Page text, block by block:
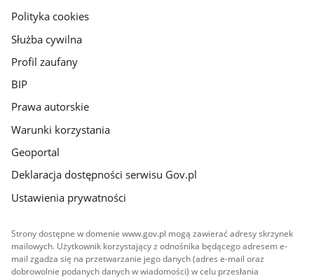
gov.pl
Polityka cookies
Służba cywilna
Profil zaufany
BIP
Prawa autorskie
Warunki korzystania
Geoportal
Deklaracja dostępności serwisu Gov.pl
Ustawienia prywatności
Strony dostępne w domenie www.gov.pl mogą zawierać adresy skrzynek
mailowych. Użytkownik korzystający z odnośnika będącego adresem e-
mail zgadza się na przetwarzanie jego danych (adres e-mail oraz
dobrowolnie podanych danych w wiadomości) w celu przesłania